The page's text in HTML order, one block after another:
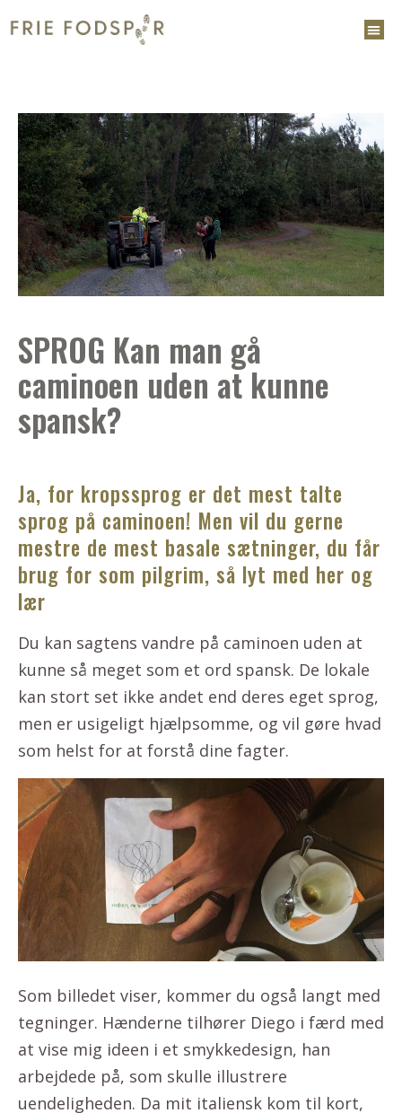
SPROG Kan man gå
caminoen uden at kunne
spansk?
Ja, for kropssprog er det mest talte
sprog på caminoen! Men vil du gerne
mestre de mest basale sætninger, du får
brug for som pilgrim, så lyt med her og
lær
Du kan sagtens vandre på caminoen uden at
kunne så meget som et ord spansk. De lokale
kan stort set ikke andet end deres eget sprog,
men er usigeligt hjælpsomme, og vil gøre hvad
som helst for at forstå dine fagter.
Som billedet viser, kommer du også langt med
tegninger. Hænderne tilhører Diego i færd med
at vise mig ideen i et smykkedesign, han
arbejdede på, som skulle illustrere
uendeligheden. Da mit italiensk kom til kort,